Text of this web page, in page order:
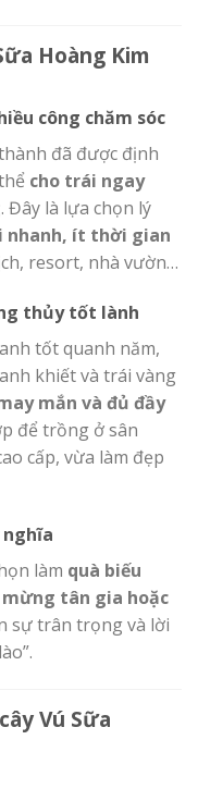
Hoàng Kim
công chăm sóc
đã được định
cho trái ngay
. Đây là lựa chọn lý
nhanh, ít thời gian
resort, nhà vườn…
thủy tốt lành
tốt quanh năm,
khiết và trái vàng
mắn và đủ đầy
để trồng ở sân
cấp, vừa làm đẹp
nghĩa
làm quà biếu
tân gia hoặc
sự trân trọng và lời
Vú Sữa